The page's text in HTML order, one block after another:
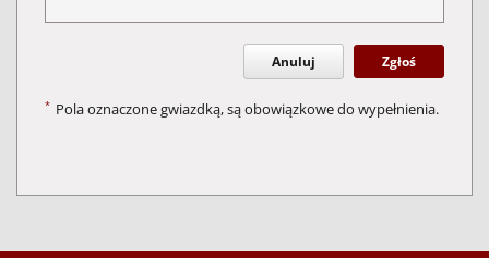
Anuluj Zgłoś
* Pola oznaczone gwiazdką, są obowiązkowe do wypełnienia.